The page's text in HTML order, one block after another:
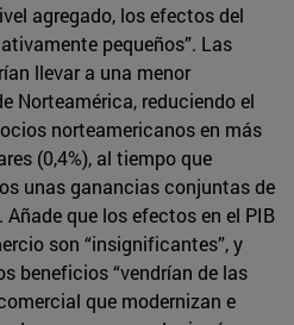
agregado, los efectos del
pequeños”. Las
llevar a una menor
Norteamérica, reduciendo el
norteamericanos en más
(0,4%), al tiempo que
unas ganancias conjuntas de
Añade que los efectos en el PIB
son “insignificantes”, y
beneficios “vendrían de las
que modernizan e